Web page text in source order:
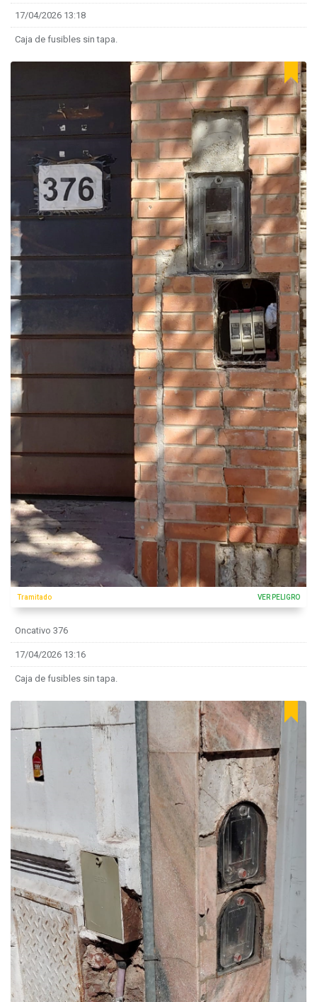
17/04/2026 13:18
Caja de fusibles sin tapa.
Tramitado VER PELIGRO
Oncativo 376
17/04/2026 13:16
Caja de fusibles sin tapa.